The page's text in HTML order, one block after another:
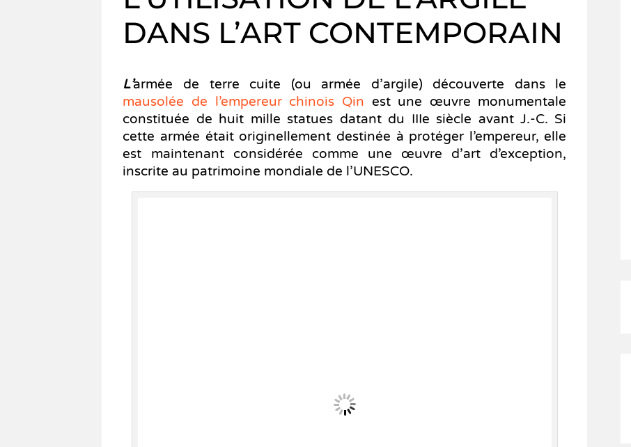
DANS L’ART CONTEMPORAIN
L’armée de terre cuite (ou armée d’argile) découverte dans le
mausolée de l’empereur chinois Qin est une œuvre monumentale
constituée de huit mille statues datant du IIIe siècle avant J.-C. Si
cette armée était originellement destinée à protéger l’empereur, elle
est maintenant considérée comme une œuvre d’art d’exception,
inscrite au patrimoine mondiale de l’UNESCO.